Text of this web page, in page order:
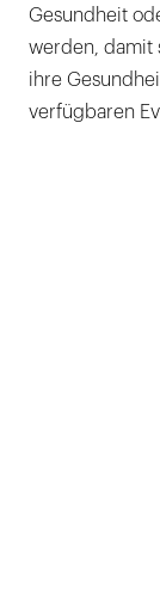
Gesundheit
werden, damit
ihre
verfügbaren